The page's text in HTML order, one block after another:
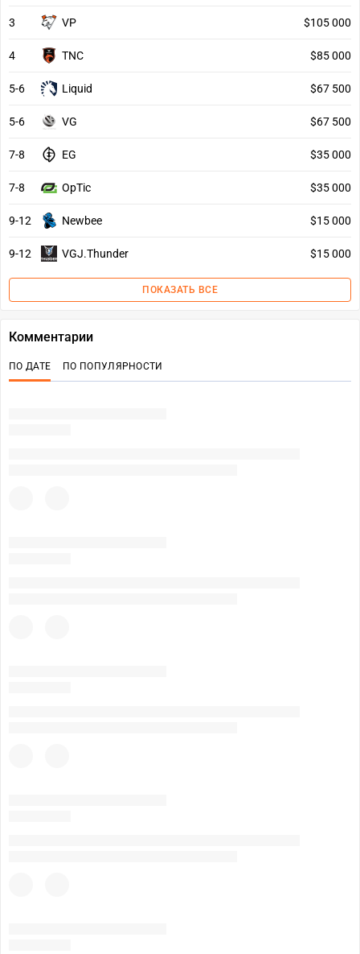
3 VP $105 000
4 TNC $85 000
5-6 Liquid $67 500
5-6 VG $67 500
7-8 EG $35 000
7-8 OpTic $35 000
9-12 Newbee $15 000
9-12 VGJ.Thunder $15 000
ПОКАЗАТЬ ВСЕ
Комментарии
ПО ДАТЕ ПО ПОПУЛЯРНОСТИ